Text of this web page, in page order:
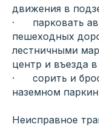
движения в
· парковать
пешеходных
лестничными
центр и въезда в
· сорить и
наземном
Неисправное